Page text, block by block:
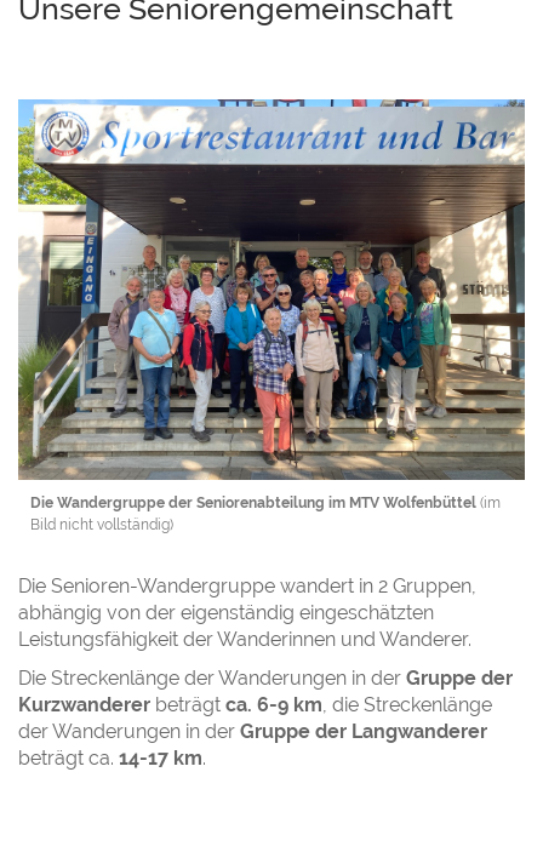
Unsere Seniorengemeinschaft
Die Wandergruppe der Seniorenabteilung im MTV Wolfenbüttel (im
Bild nicht vollständig)
Die Senioren-Wandergruppe wandert in 2 Gruppen,
abhängig von der eigenständig eingeschätzten
Leistungsfähigkeit der Wanderinnen und Wanderer.
Die Streckenlänge der Wanderungen in der Gruppe der
Kurzwanderer beträgt ca. 6-9 km, die Streckenlänge
der Wanderungen in der Gruppe der Langwanderer
beträgt ca. 14-17 km.